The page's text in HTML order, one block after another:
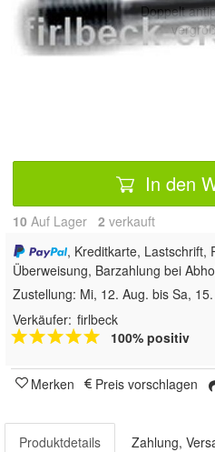
Doppelt
In den
10 Auf Lager 2 verkauft
, Kreditkarte, Lastschrift,
Überweisung, Barzahlung bei
Zustellung: Mi, 12. Aug. bis Sa,
Verkäufer: firlbeck
100% positiv
Merken Preis vorschlagen
Produktdetails Zahlung,